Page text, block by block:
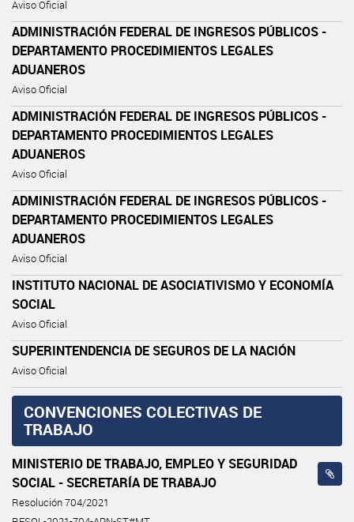
Aviso Oficial
ADMINISTRACIÓN FEDERAL DE INGRESOS PÚBLICOS -
DEPARTAMENTO PROCEDIMIENTOS LEGALES
ADUANEROS
Aviso Oficial
ADMINISTRACIÓN FEDERAL DE INGRESOS PÚBLICOS -
DEPARTAMENTO PROCEDIMIENTOS LEGALES
ADUANEROS
Aviso Oficial
ADMINISTRACIÓN FEDERAL DE INGRESOS PÚBLICOS -
DEPARTAMENTO PROCEDIMIENTOS LEGALES
ADUANEROS
Aviso Oficial
INSTITUTO NACIONAL DE ASOCIATIVISMO Y ECONOMÍA
SOCIAL
Aviso Oficial
SUPERINTENDENCIA DE SEGUROS DE LA NACIÓN
Aviso Oficial
CONVENCIONES COLECTIVAS DE
TRABAJO
MINISTERIO DE TRABAJO, EMPLEO Y SEGURIDAD
SOCIAL - SECRETARÍA DE TRABAJO
Resolución 704/2021